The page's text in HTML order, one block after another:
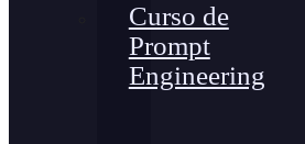
Curso de
Prompt
Engineering